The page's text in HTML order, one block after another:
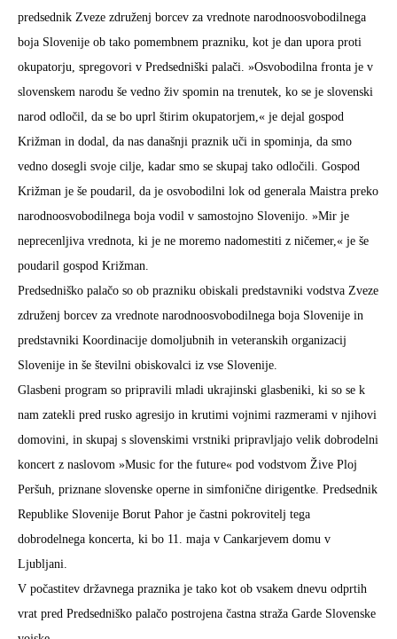
predsednik Zveze združenj borcev za vrednote narodnoosvobodilnega
boja Slovenije ob tako pomembnem prazniku, kot je dan upora proti
okupatorju, spregovori v Predsedniški palači. »Osvobodilna fronta je v
slovenskem narodu še vedno živ spomin na trenutek, ko se je slovenski
narod odločil, da se bo uprl štirim okupatorjem,« je dejal gospod
Križman in dodal, da nas današnji praznik uči in spominja, da smo
vedno dosegli svoje cilje, kadar smo se skupaj tako odločili. Gospod
Križman je še poudaril, da je osvobodilni lok od generala Maistra preko
narodnoosvobodilnega boja vodil v samostojno Slovenijo. »Mir je
neprecenljiva vrednota, ki je ne moremo nadomestiti z ničemer,« je še
poudaril gospod Križman.
Predsedniško palačo so ob prazniku obiskali predstavniki vodstva Zveze
združenj borcev za vrednote narodnoosvobodilnega boja Slovenije in
predstavniki Koordinacije domoljubnih in veteranskih organizacij
Slovenije in še številni obiskovalci iz vse Slovenije.
Glasbeni program so pripravili mladi ukrajinski glasbeniki, ki so se k
nam zatekli pred rusko agresijo in krutimi vojnimi razmerami v njihovi
domovini, in skupaj s slovenskimi vrstniki pripravljajo velik dobrodelni
koncert z naslovom »Music for the future« pod vodstvom Žive Ploj
Peršuh, priznane slovenske operne in simfonične dirigentke. Predsednik
Republike Slovenije Borut Pahor je častni pokrovitelj tega
dobrodelnega koncerta, ki bo 11. maja v Cankarjevem domu v
Ljubljani.
V počastitev državnega praznika je tako kot ob vsakem dnevu odprtih
vrat pred Predsedniško palačo postrojena častna straža Garde Slovenske